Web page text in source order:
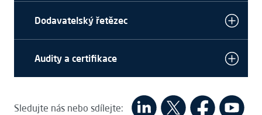
Dodavatelský řetězec
Audity a certifikace
Sledujte nás nebo sdílejte: